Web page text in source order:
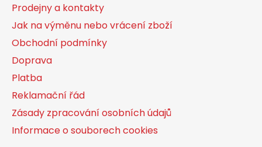
Prodejny a kontakty
Jak na výměnu nebo vrácení zboží
Obchodní podmínky
Doprava
Platba
Reklamační řád
Zásady zpracování osobních údajů
Informace o souborech cookies